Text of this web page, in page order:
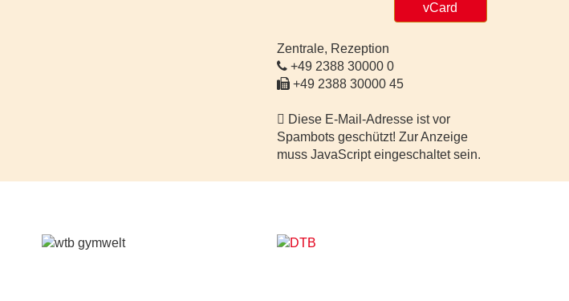
vCard
Zentrale, Rezeption
+49 2388 30000 0
+49 2388 30000 45
Diese E-Mail-Adresse ist vor
Spambots geschützt! Zur Anzeige
muss JavaScript eingeschaltet sein.